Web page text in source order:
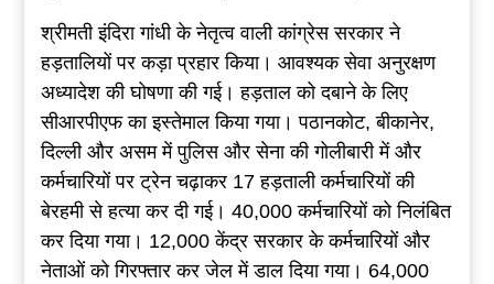
श्रीमती इंदिरा गांधी के नेतृत्व वाली कांग्रेस सरकार ने
हड़तालियों पर कड़ा प्रहार किया। आवश्यक सेवा अनुरक्षण
अध्यादेश की घोषणा की गई। हड़ताल को दबाने के लिए
सीआरपीएफ का इस्तेमाल किया गया। पठानकोट, बीकानेर,
दिल्ली और असम में पुलिस और सेना की गोलीबारी में और
कर्मचारियों पर ट्रेन चढ़ाकर 17 हड़ताली कर्मचारियों की
बेरहमी से हत्या कर दी गई। 40,000 कर्मचारियों को निलंबित
कर दिया गया। 12,000 केंद्र सरकार के कर्मचारियों और
नेताओं को गिरफ्तार कर जेल में डाल दिया गया। 64,000